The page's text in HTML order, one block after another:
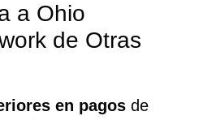
a Ohio
de Otras
en pagos de